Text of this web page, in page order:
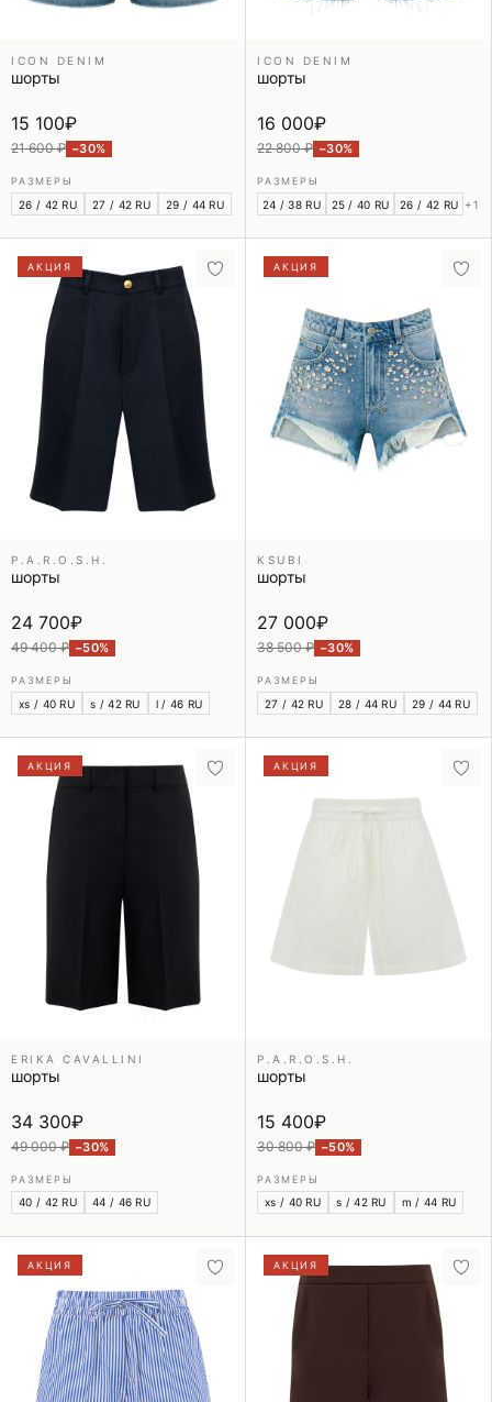
ICON DENIM
шорты
15 100₽
21 600 ₽ −30%
РАЗМЕРЫ
26 / 42 RU 27 / 42 RU 29 / 44 RU
ICON DENIM
шорты
16 000₽
22 800 ₽ −30%
РАЗМЕРЫ
24 / 38 RU 25 / 40 RU 26 / 42 RU +1
АКЦИЯ
P.A.R.O.S.H.
шорты
24 700₽
49 400 ₽ −50%
РАЗМЕРЫ
xs / 40 RU s / 42 RU l / 46 RU
АКЦИЯ
KSUBI
шорты
27 000₽
38 500 ₽ −30%
РАЗМЕРЫ
27 / 42 RU 28 / 44 RU 29 / 44 RU
АКЦИЯ
ERIKA CAVALLINI
шорты
34 300₽
49 000 ₽ −30%
РАЗМЕРЫ
40 / 42 RU 44 / 46 RU
АКЦИЯ
P.A.R.O.S.H.
шорты
15 400₽
30 800 ₽ −50%
РАЗМЕРЫ
xs / 40 RU s / 42 RU m / 44 RU
АКЦИЯ АКЦИЯ